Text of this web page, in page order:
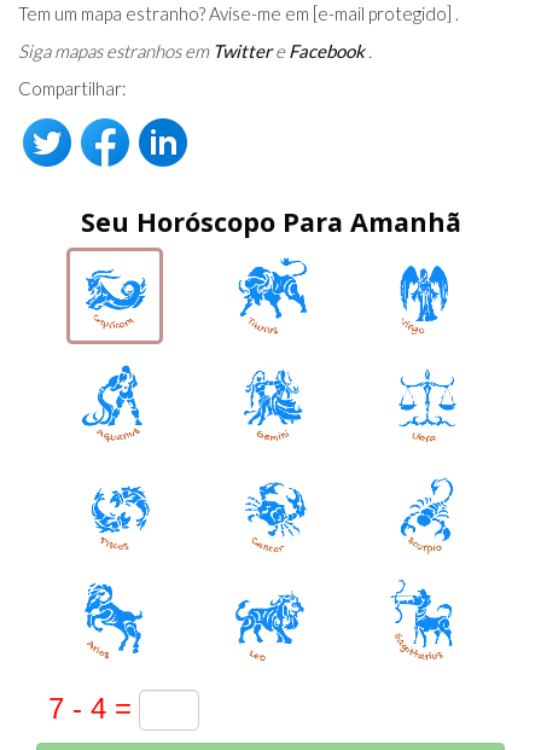
Tem um mapa estranho? Avise-me em [e-mail protegido] .
Siga mapas estranhos em TwittereFacebook.
Compartilhar:
Seu Horóscopo Para Amanhã